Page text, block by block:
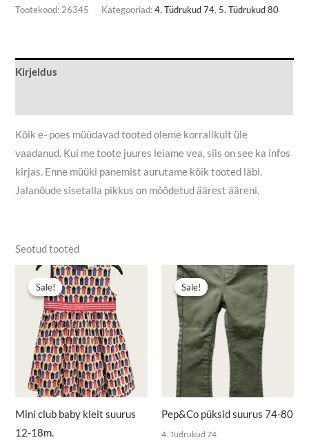
Tootekood: 26345 Kategooriad:4. Tüdrukud 74, 5. Tüdrukud 80
Kirjeldus
Kõik e- poes müüdavad tooted oleme korralikult üle
vaadanud. Kui me toote juures leiame vea, siis on see ka infos
kirjas. Enne müüki panemist aurutame kõik tooted läbi.
Jalanõude sisetalla pikkus on mõõdetud äärest ääreni.
Seotud tooted
Sale!
Sale!
Mini club baby kleit suurus
12-18m.
Algne
hind
oli:
5,90 €.
Praegune
hind
on:
4,00 €.
Sale!
Sale!
Pep&Co püksid suurus 74-80
4. Tüdrukud 74
Algne
hind
oli:
4,00 €.
Praegune
hind
on:
2,00 €.